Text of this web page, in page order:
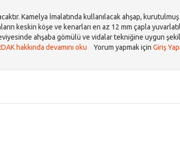
Kamelya İmalatında kullanılacak ahşap, kurutulmuş
keskin köşe ve kenarları en az 12 mm çapla
ahşaba gömülü ve vidalar tekniğine uygun
hakkında devamını oku Yorum yapmak için Giriş